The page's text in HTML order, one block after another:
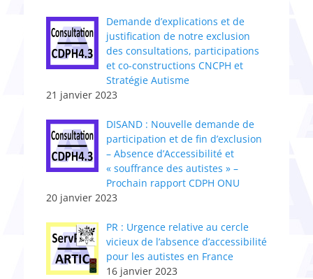
Demande d’explications et de
justification de notre exclusion
des consultations, participations
et co-constructions CNCPH et
Stratégie Autisme
21 janvier 2023
DISAND : Nouvelle demande de
participation et de fin d’exclusion
– Absence d’Accessibilité et
« souffrance des autistes » –
Prochain rapport CDPH ONU
20 janvier 2023
PR : Urgence relative au cercle
vicieux de l’absence d’accessibilité
pour les autistes en France
16 janvier 2023